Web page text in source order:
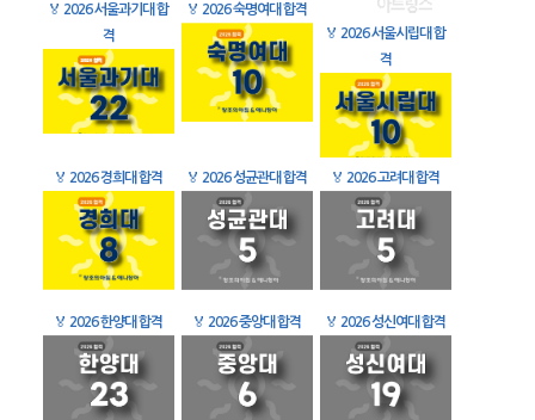
🏅 2026 서울과기대 합
격
🏅 2026 숙명여대 합격
🏅 2026 서울시립대 합
격
🏅 2026 경희대 합격 🏅 2026 성균관대 합격 🏅 2026 고려대 합격
🏅 2026 한양대 합격 🏅 2026 중앙대 합격 🏅 2026 성신여대 합격